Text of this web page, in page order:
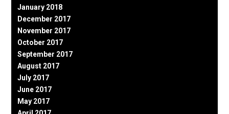
January 2018
December 2017
November 2017
October 2017
September 2017
August 2017
July 2017
June 2017
May 2017